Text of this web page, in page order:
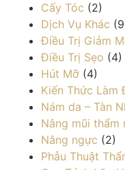
Cấy Tóc (2)
Dịch Vụ Khác
Điều Trị Giảm
Điều Trị Sẹo (4)
Hút Mỡ (4)
Kiến Thức Làm
Nám da – Tàn
Nâng mũi thẩm
Nâng ngực (2)
Phẫu Thuật